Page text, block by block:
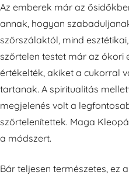
Az emberek már az
annak, hogyan
szőrszálaktól, mind
szőrtelen testet már az ókori
értékelték, akiket a cukorral
tartanak. A spiritualitás
megjelenés volt a
szőrtelenítettek. Maga
a módszert.
Bár teljesen természetes, ez